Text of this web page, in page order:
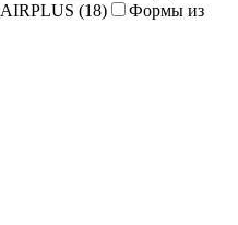
AIRPLUS (18)
Формы из